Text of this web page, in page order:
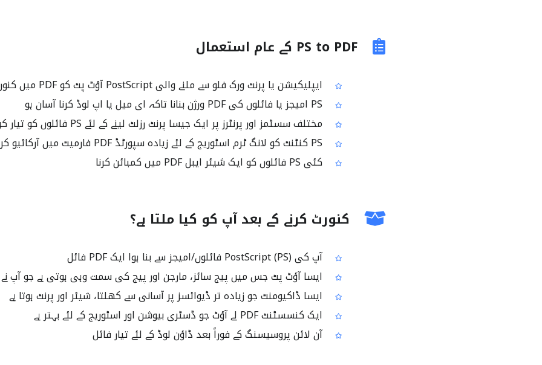
PS to PDF کے عام استعمال
ایپلیکیشن یا پرنٹ ورک فلو سے ملنے والی PostScript آؤٹ پٹ کو PDF میں کنورٹ کرنا
مختلف سسٹمز اور پرنٹرز پر ایک جیسا پرنٹ رزلٹ لینے کے لئے PS فائلوں کو تیار کرنا
کئی PS فائلوں کو ایک شیئر ایبل PDF میں کمبائن کرنا
کنورٹ کرنے کے بعد آپ کو کیا ملتا ہے؟
آپ کی PostScript (PS) فائلوں/امیجز سے بنا ہوا ایک PDF فائل
ایسا آؤٹ پٹ جس میں پیج سائز، مارجن اور پیج کی سمت وہی ہوتی ہے جو آپ
ایسا ڈاکیومنٹ جو زیادہ تر ڈیوائسز پر آسانی سے کھلتا، شیئر اور پرنٹ ہوتا ہے
ایک کنسسٹنٹ PDF لے آؤٹ جو ڈسٹری بیوشن اور اسٹوریج کے لئے بہتر ہے
آن لائن پروسیسنگ کے فوراً بعد ڈاؤن لوڈ کے لئے تیار فائل